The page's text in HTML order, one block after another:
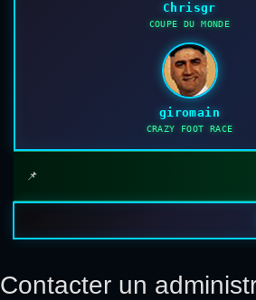
Chrisgr
COUPE DU MONDE
giromain
CRAZY FOOT RACE
📌
Contacter un